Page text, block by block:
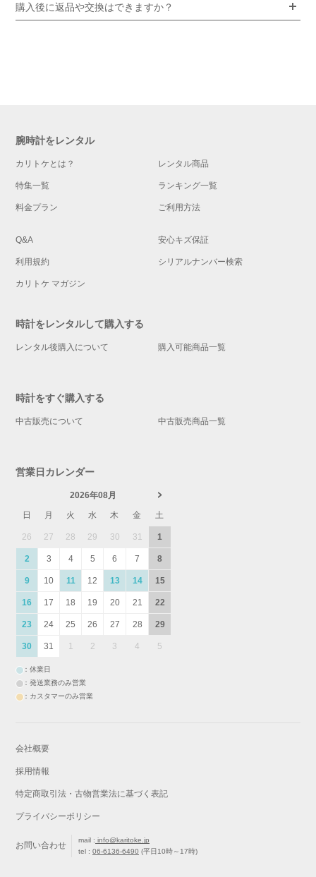
購入後に返品や交換はできますか？
腕時計をレンタル
カリトケとは？ レンタル商品
特集一覧 ランキング一覧
料金プラン ご利用方法
Q&A 安心キズ保証
利用規約 シリアルナンバー検索
カリトケ マガジン
時計をレンタルして購入する
レンタル後購入について 購入可能商品一覧
時計をすぐ購入する
中古販売について 中古販売商品一覧
営業日カレンダー
2026年08月
日
月 火 水 木 金 土
26 27 28 29 30 31 1
2 3 4 5 6 7 8
9 10 11 12 13 14 15
16 17 18 19 20 21 22
23 24 25 26 27 28 29
30 31 1 2 3 4 5
：休業日
：発送業務のみ営業
：カスタマーのみ営業
会社概要
採用情報
特定商取引法・古物営業法に基づく表記
プライバシーポリシー
お問い合わせ
mail : info@karitoke.jp
tel :06-6136-6490 (平日10時～17時)